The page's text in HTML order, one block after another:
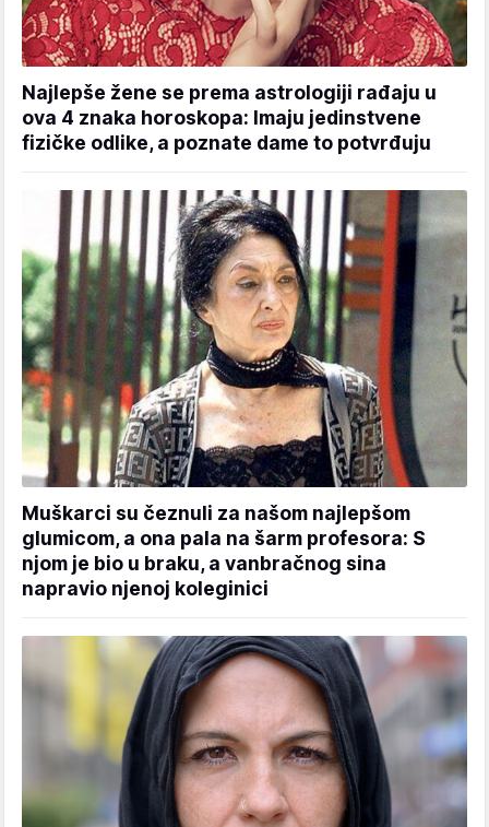
Najlepše žene se prema astrologiji rađaju u
ova 4 znaka horoskopa: Imaju jedinstvene
fizičke odlike, a poznate dame to potvrđuju
Muškarci su čeznuli za našom najlepšom
glumicom, a ona pala na šarm profesora: S
njom je bio u braku, a vanbračnog sina
napravio njenoj koleginici